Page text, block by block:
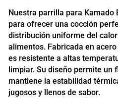
Nuestra parrilla para Kamado
para ofrecer una cocción
distribución uniforme del
alimentos. Fabricada en
es resistente a altas
limpiar. Su diseño permite un
mantiene la estabilidad
jugosos y llenos de sabor.